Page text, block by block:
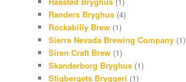
Randers Bryghus (4)
Rockabilly Brew (1)
Sierra Nevada Brewing Company (1)
Siren Craft Brew (1)
Skanderborg Bryghus (1)
Stigbergets Bryggeri (1)